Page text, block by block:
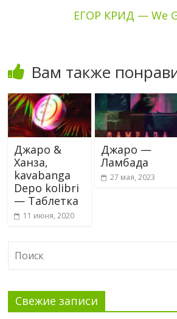
ЕГОР КРИД — We
Вам также
Джаро &
Ханза,
kavabanga
Depo kolibri
— Таблетка
11 июня, 2020
Джаро —
Ламбада
27 мая, 2023
Свежие записи